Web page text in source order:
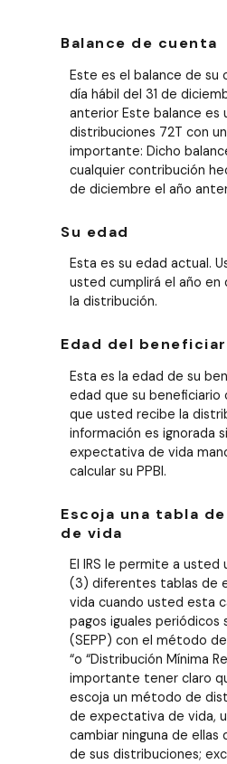
Balance de cuenta
Este es el balance de su
día hábil del 31 de
anterior Este balance es
distribuciones 72T con
importante: Dicho
cualquier contribución
de diciembre el año
Su edad
Esta es su edad actual.
usted cumplirá el año en
la distribución.
Edad del
Esta es la edad de su
edad que su beneficiario
que usted recibe la
información es ignorada
expectativa de vida
calcular su PPBI.
Escoja una tabla
de vida
El IRS le permite a usted
(3) diferentes tablas de
vida cuando usted esta
pagos iguales periódicos
(SEPP) con el método
“o “Distribución Mínima
importante tener claro
escoja un método de
de expectativa de vida,
cambiar ninguna de
de sus distribuciones;